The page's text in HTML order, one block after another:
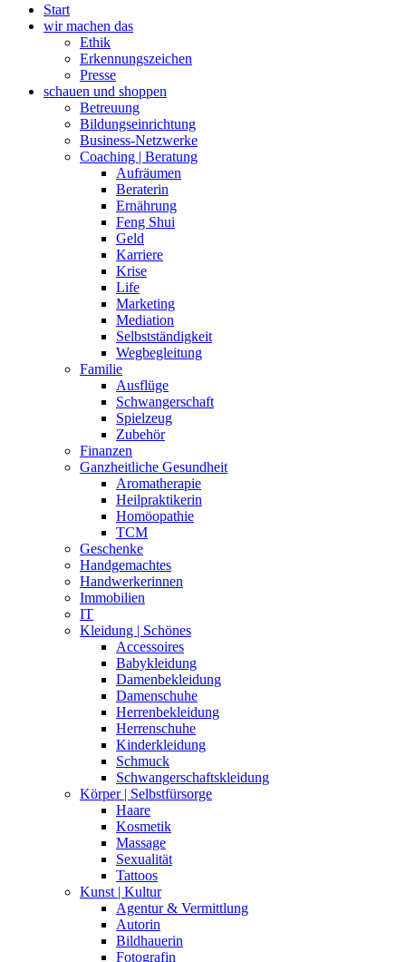
Start
wir machen das
Ethik
Erkennungszeichen
Presse
schauen und shoppen
Betreuung
Bildungseinrichtung
Business-Netzwerke
Coaching | Beratung
Aufräumen
Beraterin
Ernährung
Feng Shui
Geld
Karriere
Krise
Life
Marketing
Mediation
Selbstständigkeit
Wegbegleitung
Familie
Ausflüge
Schwangerschaft
Spielzeug
Zubehör
Finanzen
Ganzheitliche Gesundheit
Aromatherapie
Heilpraktikerin
Homöopathie
TCM
Geschenke
Handgemachtes
Handwerkerinnen
Immobilien
IT
Kleidung | Schönes
Accessoires
Babykleidung
Damenbekleidung
Damenschuhe
Herrenbekleidung
Herrenschuhe
Kinderkleidung
Schmuck
Schwangerschaftskleidung
Körper | Selbstfürsorge
Haare
Kosmetik
Massage
Sexualität
Tattoos
Kunst | Kultur
Agentur & Vermittlung
Autorin
Bildhauerin
Fotografin